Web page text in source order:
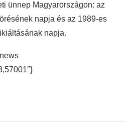
ünnep Magyarországon: az
napja és az 1989-es
napja.